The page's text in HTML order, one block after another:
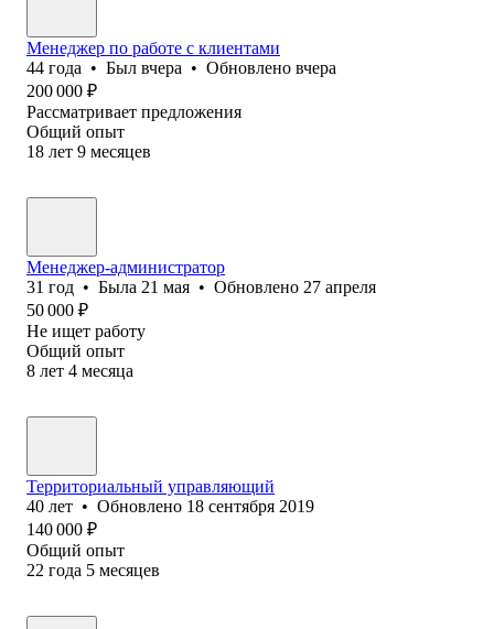
Менеджер по работе с клиентами
44 года • Был вчера • Обновлено вчера
200 000 ₽
Рассматривает предложения
Общий опыт
18 лет 9 месяцев
Менеджер-администратор
31 год • Была 21 мая • Обновлено 27 апреля
50 000 ₽
Не ищет работу
Общий опыт
8 лет 4 месяца
Территориальный управляющий
40 лет • Обновлено 18 сентября 2019
140 000 ₽
Общий опыт
22 года 5 месяцев